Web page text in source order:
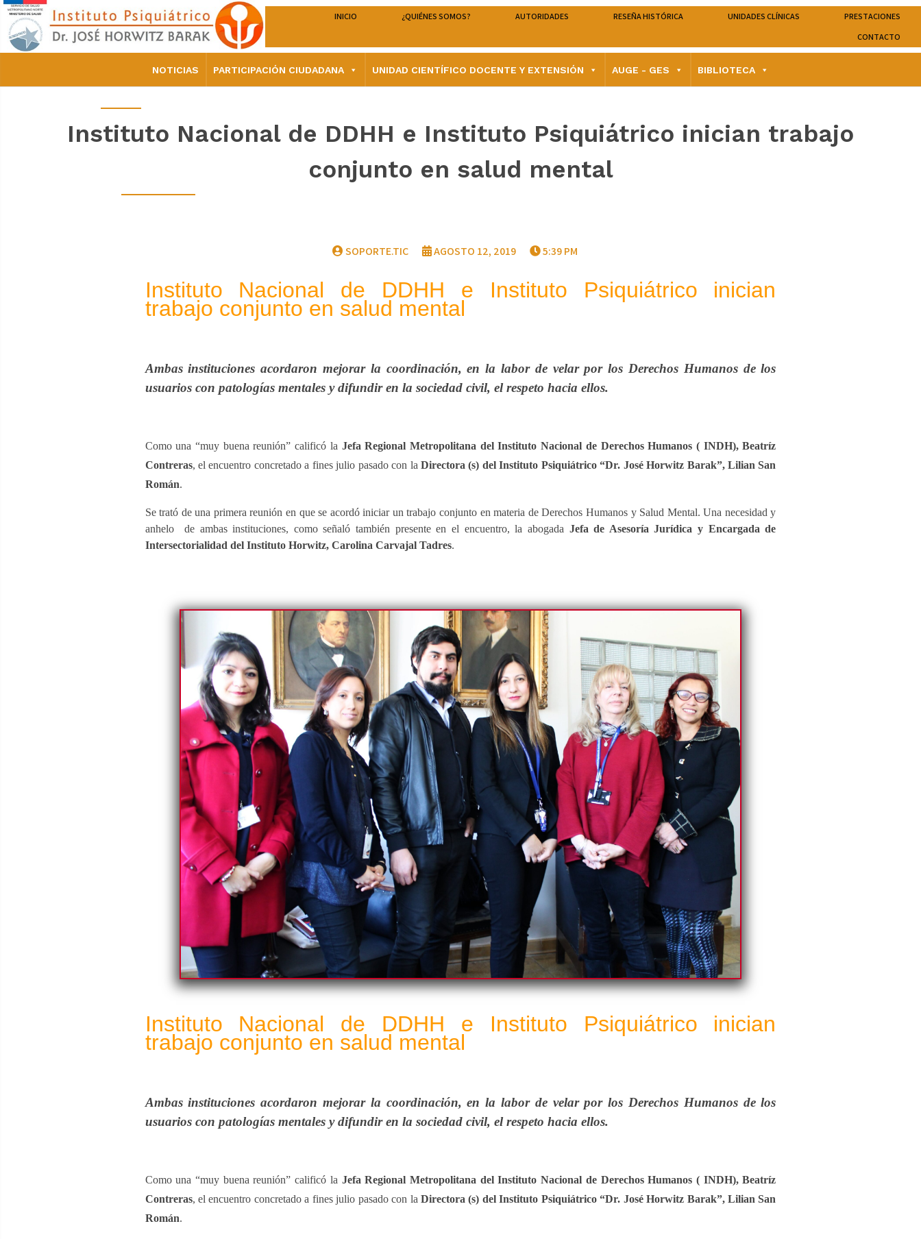
INICIO ¿QUIÉNES SOMOS? AUTORIDADES RESEÑA HISTÓRICA UNIDADES CLÍNICAS
PRESTACIONES
CONTACTO
NOTICIAS PARTICIPACIÓN CIUDADANA UNIDAD CIENTÍFICO DOCENTE Y EXTENSIÓN AUGE - GES BIBLIOTECA
Instituto Nacional de DDHH e Instituto Psiquiátrico inician trabajo
conjunto en salud mental
SOPORTE.TIC AGOSTO 12, 2019 5:39 PM
Instituto Nacional de DDHH e Instituto Psiquiátrico inician
trabajo conjunto en salud mental
Ambas instituciones acordaron mejorar la coordinación, en la labor de velar por los Derechos Humanos de los
usuarios con patologías mentales y difundir en la sociedad civil, el respeto hacia ellos.
Como una “muy buena reunión” calificó la Jefa Regional Metropolitana del Instituto Nacional de Derechos Humanos ( INDH), Beatríz
Contreras, el encuentro concretado a fines julio pasado con la Directora (s) del Instituto Psiquiátrico “Dr. José Horwitz Barak”, Lilian San
Román.
Se trató de una primera reunión en que se acordó iniciar un trabajo conjunto en materia de Derechos Humanos y Salud Mental. Una necesidad y
anhelo de ambas instituciones, como señaló también presente en el encuentro, la abogadaJefa de Asesoría Jurídica y Encargada de
Intersectorialidad del Instituto Horwitz, Carolina Carvajal Tadres.
Instituto Nacional de DDHH e Instituto Psiquiátrico inician
trabajo conjunto en salud mental
Ambas instituciones acordaron mejorar la coordinación, en la labor de velar por los Derechos Humanos de los
usuarios con patologías mentales y difundir en la sociedad civil, el respeto hacia ellos.
Como una “muy buena reunión” calificó la Jefa Regional Metropolitana del Instituto Nacional de Derechos Humanos ( INDH), Beatríz
Contreras, el encuentro concretado a fines julio pasado con la Directora (s) del Instituto Psiquiátrico “Dr. José Horwitz Barak”, Lilian San
Román.